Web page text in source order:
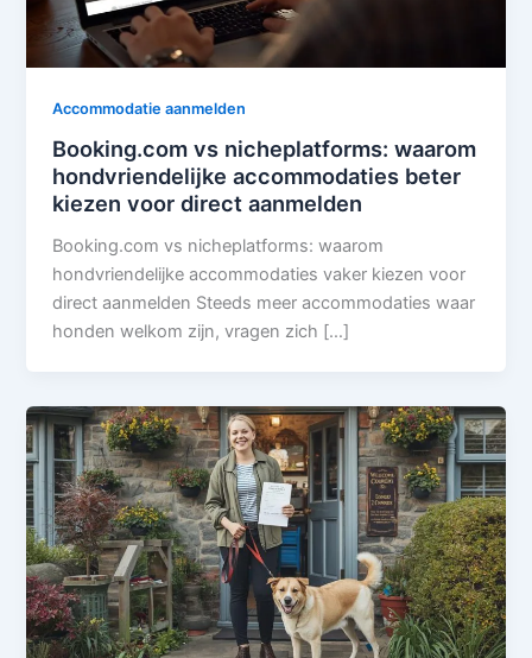
Accommodatie aanmelden
Booking.com vs nicheplatforms: waarom
hondvriendelijke accommodaties beter
kiezen voor direct aanmelden
Booking.com vs nicheplatforms: waarom
hondvriendelijke accommodaties vaker kiezen voor
direct aanmelden Steeds meer accommodaties waar
honden welkom zijn, vragen zich […]